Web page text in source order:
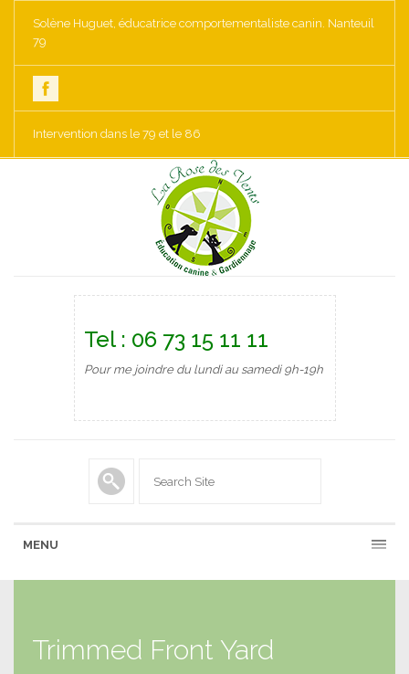
Solène Huguet, éducatrice comportementaliste canin. Nanteuil
79
Intervention dans le 79 et le 86
Tel : 06 73 15 11 11
Pour me joindre du lundi au samedi 9h-19h
MENU
Trimmed Front Yard